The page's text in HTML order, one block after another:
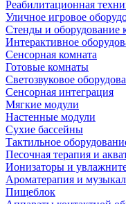
Реабилитационная
Уличное игровое
Стенды и оборудование
Интерактивное
Сенсорная комната
Готовые комнаты
Светозвуковое
Сенсорная интеграция
Мягкие модули
Настенные модули
Сухие бассейны
Тактильное
Песочная терапия и
Ионизаторы и
Ароматерапия и
Пищеблок